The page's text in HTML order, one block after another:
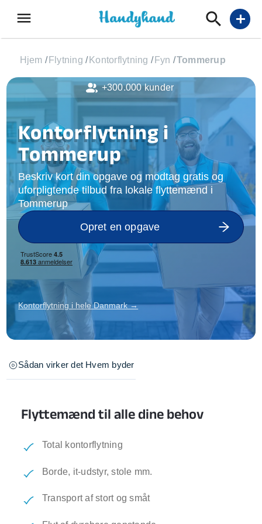
menu add
Hjem / Flytning / Kontorflytning / Fyn /Tommerup
Kontorflytning i
Tommerup
Beskriv kort din opgave og modtag gratis og
uforpligtende tilbud fra lokale flyttemænd i
Tommerup
Opret en opgave
Kontorflytning i hele Danmark →
Sådan virker det Hvem byder
Flyttemænd til alle dine behov
Total kontorflytning
Borde, it-udstyr, stole mm.
Transport af stort og småt
+300.000 kunder